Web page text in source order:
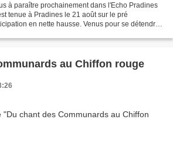
à paraître prochainement dans l'Echo Pradines
tenue à Pradines le 21 août sur le pré
en nette hausse. Venus pour se détendre,
au Chiffon rouge